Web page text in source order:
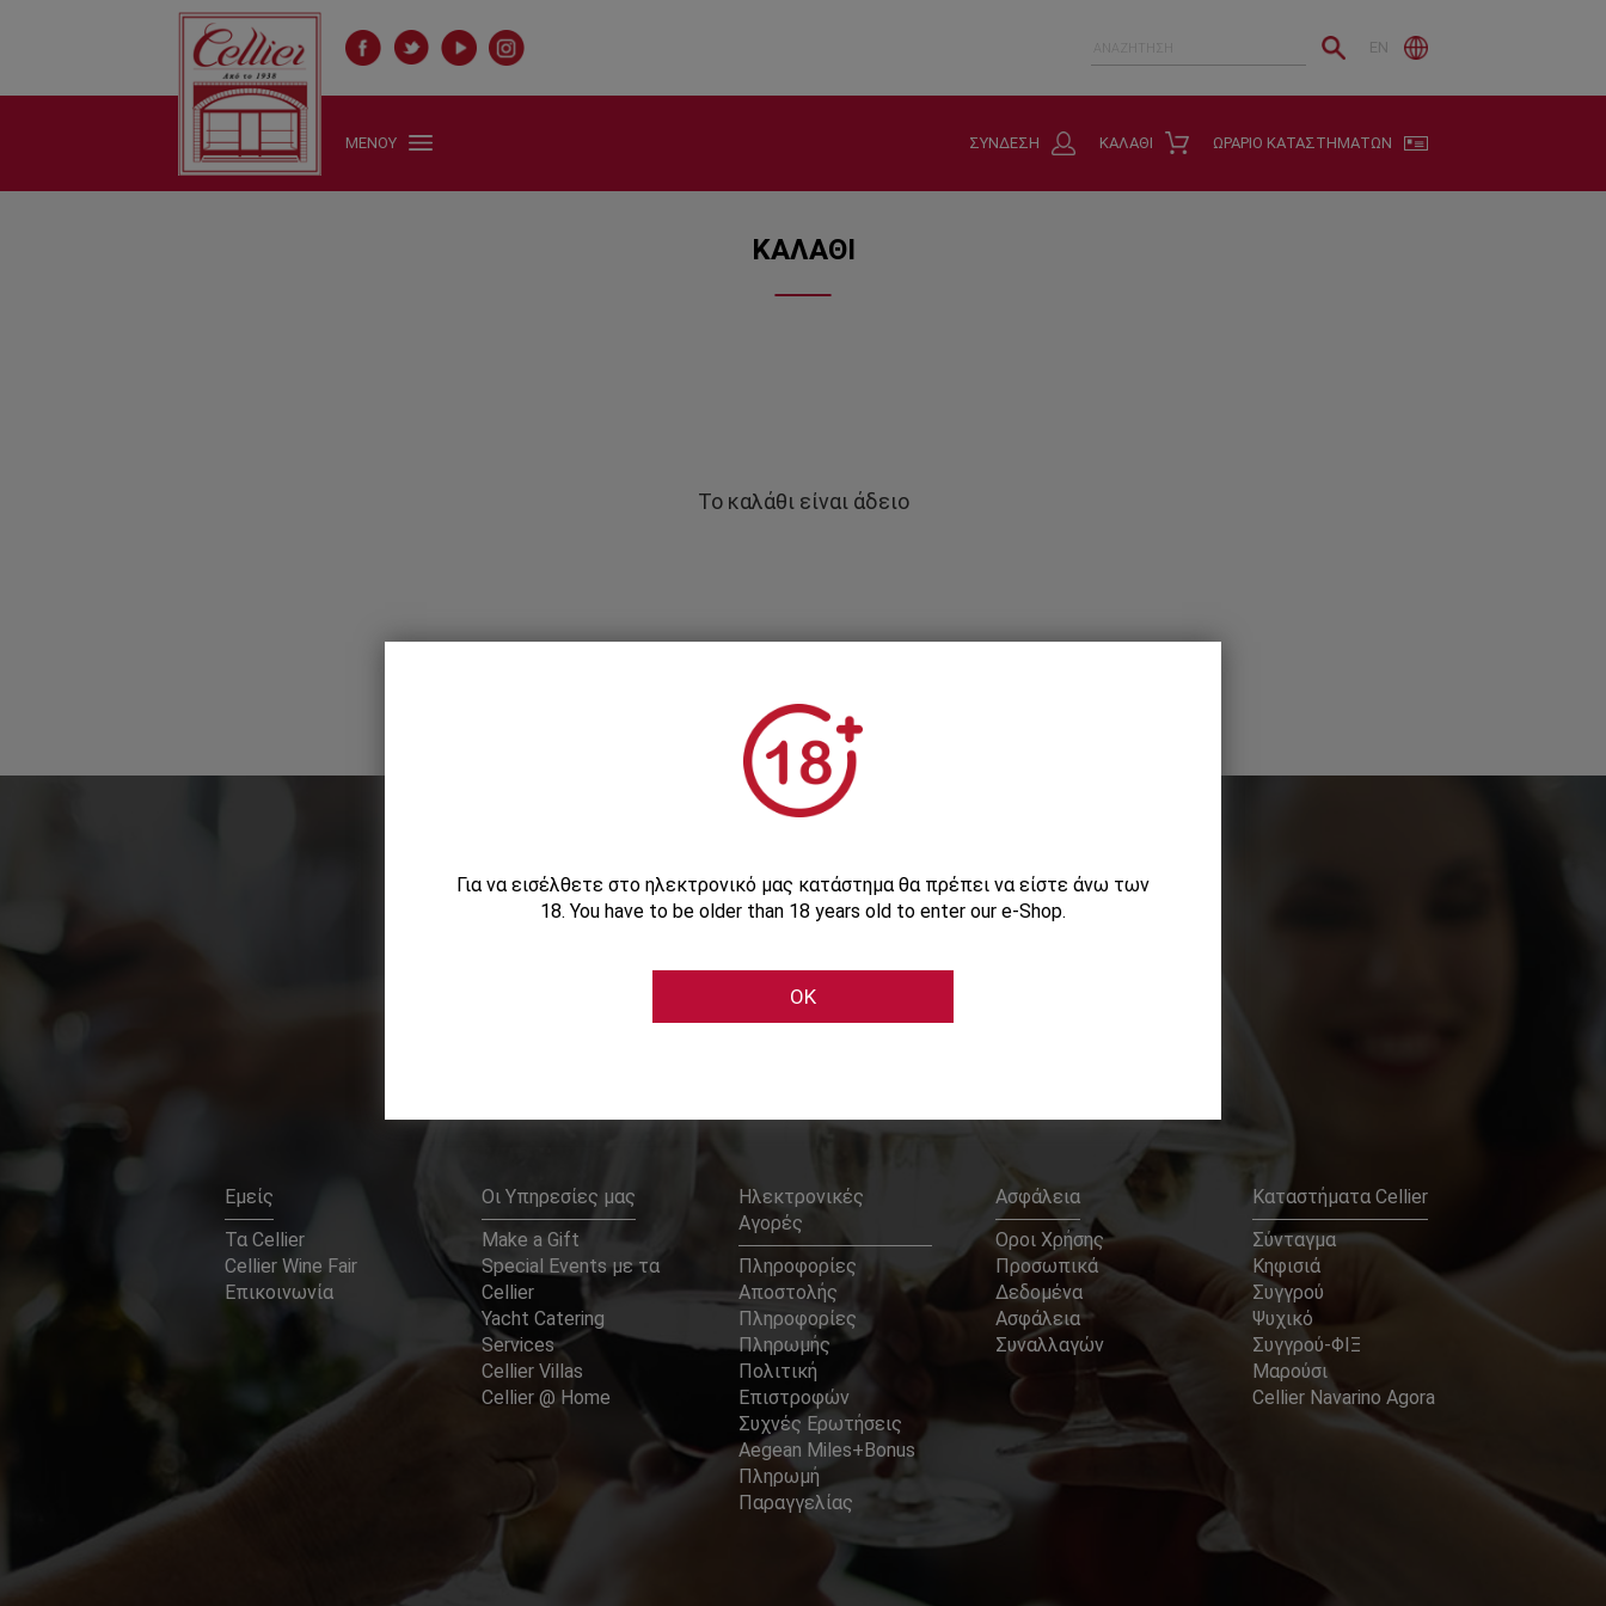
EN
ΜΕΝΟΥ ΩΡΑΡΙΟ ΚΑΤΑΣΤΗΜΑΤΩΝ
ΚΑΛΑΘΙ
ΣΥΝΔΕΣΗ
ΚΑΛΑΘΙ
Το καλάθι είναι άδειο
Εγγραφείτε στο Newsletter μας
Εμείς
Τα Cellier
Cellier Wine Fair
Επικοινωνία
Οι Υπηρεσίες μας
Make a Gift
Special Events με τα
Cellier
Yacht Catering
Services
Cellier Villas
Cellier @ Home
Ηλεκτρονικές
Αγορές
Πληροφορίες
Αποστολής
Πληροφορίες
Πληρωμής
Πολιτική
Επιστροφών
Συχνές Ερωτήσεις
Aegean Miles+Bonus
Πληρωμή
Παραγγελίας
Ασφάλεια
Οροι Χρήσης
Προσωπικά
Δεδομένα
Ασφάλεια
Συναλλαγών
Καταστήματα Cellier
Σύνταγμα
Κηφισιά
Συγγρού
Ψυχικό
Συγγρού-ΦΙΞ
Μαρούσι
Cellier Navarino Agora
Για να εισέλθετε στο ηλεκτρονικό μας κατάστημα θα πρέπει να είστε άνω των
18. You have to be older than 18 years old to enter our e-Shop.
OK